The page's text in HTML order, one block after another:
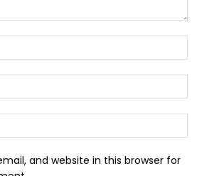
and website in this browser for